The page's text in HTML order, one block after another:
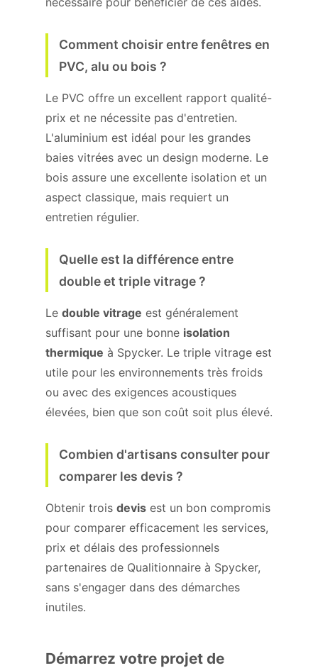
Comment choisir entre fenêtres en
PVC, alu ou bois ?
Le PVC offre un excellent rapport qualité-
prix et ne nécessite pas d'entretien.
L'aluminium est idéal pour les grandes
baies vitrées avec un design moderne. Le
bois assure une excellente isolation et un
aspect classique, mais requiert un
entretien régulier.
Quelle est la différence entre
double et triple vitrage ?
Le double vitrage est généralement
suffisant pour une bonne isolation
thermique à Spycker. Le triple vitrage est
utile pour les environnements très froids
ou avec des exigences acoustiques
élevées, bien que son coût soit plus élevé.
Combien d'artisans consulter pour
comparer les devis ?
Obtenir trois devis est un bon compromis
pour comparer efficacement les services,
prix et délais des professionnels
partenaires de Qualitionnaire à Spycker,
sans s'engager dans des démarches
inutiles.
Démarrez votre projet de